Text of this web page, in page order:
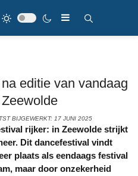
editie van vandaag
BIJGEWERKT: 17 JUNI 2025
Dit dancefestival vindt
plaats als eendaags festival
maar door onzekerheid